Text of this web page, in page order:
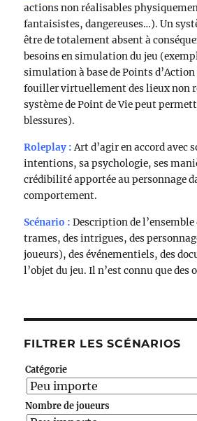
actions non réalisables
fantaisistes, dangereuses…). Un
être de totalement absent à
besoins en simulation du jeu
simulation à base de Points
fouiller virtuellement des lieux non
système de Point de Vie peut
blessures).
Roleplay :Art d’agir en accord avec
intentions, sa psychologie, ses
crédibilité apportée au personnage
comportement.
Scénario : Description de
trames, des intrigues, des
joueurs), des événementiels, des
l’objet du jeu. Il n’est connu que des
FILTRER LES SCÉNARIOS
Catégorie
Nombre de joueurs